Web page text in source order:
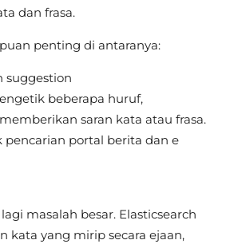
dan frasa.
penting di antaranya:
suggestion
beberapa huruf,
saran kata atau frasa.
portal berita dan e
masalah besar. Elasticsearch
kata yang mirip secara ejaan,